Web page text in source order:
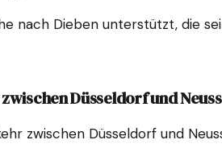
nach Dieben unterstützt, die
Düsseldorf und Neuss
zwischen Düsseldorf und